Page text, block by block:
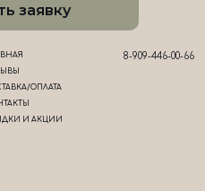
заявку
ОПЛАТА
И АКЦИИ
8-909-446-00-66